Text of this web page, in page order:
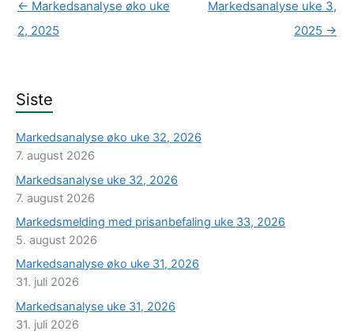
← Markedsanalyse øko uke
2, 2025
Markedsanalyse uke 3,
2025 →
Siste
Markedsanalyse øko uke 32, 2026
7. august 2026
Markedsanalyse uke 32, 2026
7. august 2026
Markedsmelding med prisanbefaling uke 33, 2026
5. august 2026
Markedsanalyse øko uke 31, 2026
31. juli 2026
Markedsanalyse uke 31, 2026
31. juli 2026